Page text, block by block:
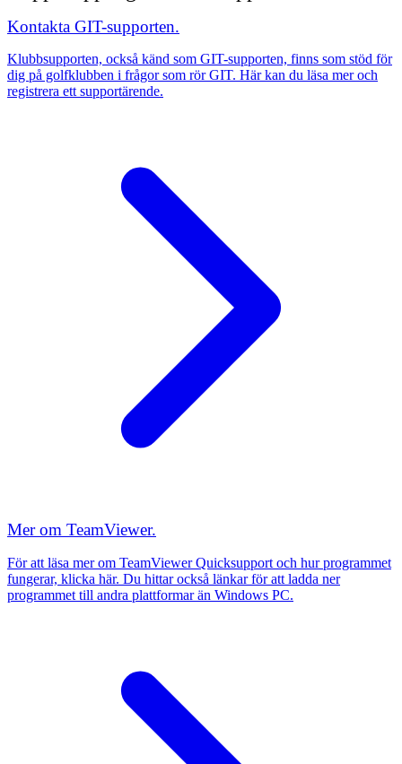
Kontakta GIT-supporten.
Klubbsupporten, också känd som GIT-supporten, finns som stöd för
dig på golfklubben i frågor som rör GIT. Här kan du läsa mer och
registrera ett supportärende.
Mer om TeamViewer.
För att läsa mer om TeamViewer Quicksupport och hur programmet
fungerar, klicka här. Du hittar också länkar för att ladda ner
programmet till andra plattformar än Windows PC.